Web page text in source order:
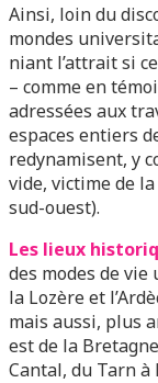
Ainsi, loin du
mondes
niant l’attrait si
– comme en
adressées aux
espaces entiers
redynamisent, y
vide, victime de
sud-ouest).
Les lieux
des modes de
la Lozère et
mais aussi, plus
est de la
Cantal, du Tarn à